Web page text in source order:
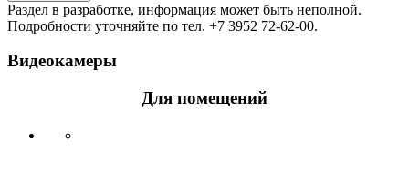
Раздел в разработке, информация может быть неполной.
Подробности уточняйте по тел. +7 3952 72-62-00.
Видеокамеры
Для помещений